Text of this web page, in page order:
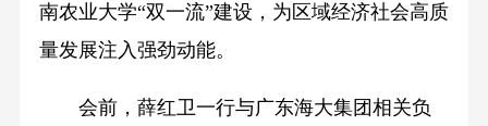
南农业大学“双一流”建设，为区域经济社会高质
量发展注入强劲动能。
会前，薛红卫一行与广东海大集团相关负